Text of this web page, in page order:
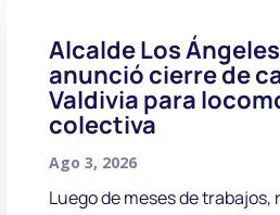
Alcalde Los Ángeles
anunció cierre de
Valdivia para
colectiva
Ago 3, 2026
Luego de meses de trabajos,